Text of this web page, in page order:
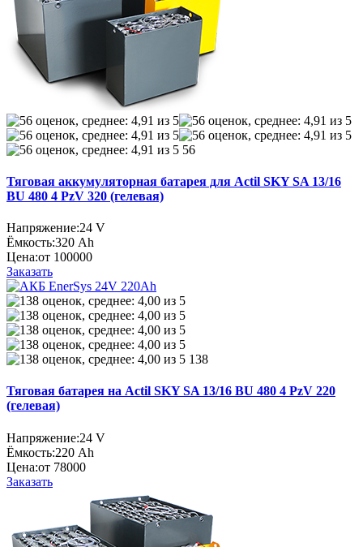
56
Тяговая аккумуляторная батарея для Actil SKY SA 13/16
BU 480 4 PzV 320 (гелевая)
Напряжение:24 V
Ёмкость:320 Ah
Цена:от 100000
Заказать
138
Тяговая батарея на Actil SKY SA 13/16 BU 480 4 PzV 220
(гелевая)
Напряжение:24 V
Ёмкость:220 Ah
Цена:от 78000
Заказать